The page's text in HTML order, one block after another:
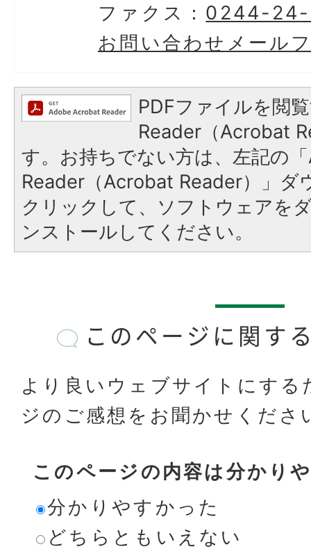
ファクス： 0244-
お問い合わせメール
PDFファイルを閲
Reader（Acrobat
す。お持ちでない方は、左記の
Reader（Acrobat Reader）」ダ
クリックして、ソフトウェアを
ンストールしてください。
このページに関す
より良いウェブサイトにする
ジのご感想をお聞かせくださ
このページの内容は分かり
分かりやすかった
どちらともいえない